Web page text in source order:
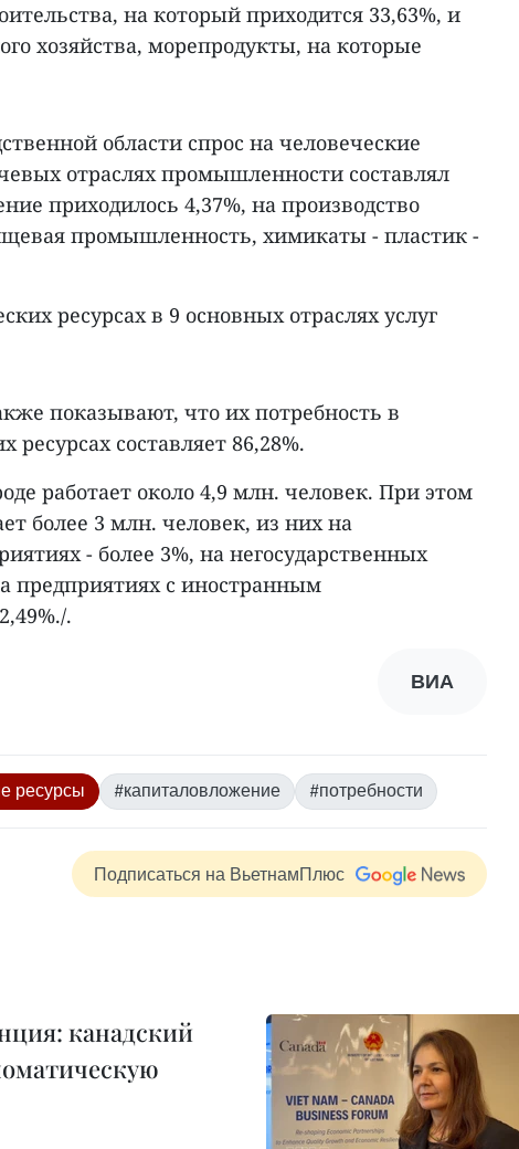
на который приходится 33,63%, и
хозяйства, морепродукты, на которые
области спрос на человеческие
отраслях промышленности составлял
приходилось 4,37%, на производство
промышленность, химикаты - пластик -
ресурсах в 9 основных отраслях услуг
показывают, что их потребность в
ресурсах составляет 86,28%.
работает около 4,9 млн. человек. При этом
более 3 млн. человек, из них на
- более 3%, на негосударственных
предприятиях с иностранным
.
ВИА
ресурсы #капиталовложение #потребности
Подписаться на ВьетнамПлюс
канадский